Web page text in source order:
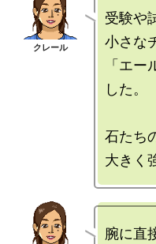
受験や
小さな
「エ
した。
石たち
腕に直